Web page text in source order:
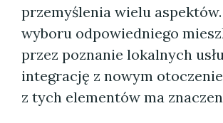
przemyślenia wielu
wyboru odpowiedniego
przez poznanie lokalnych
integrację z nowym
z tych elementów ma